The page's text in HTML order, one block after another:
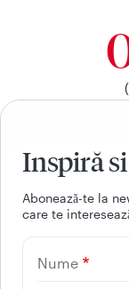
Inspiră
Aboneazǎ-te la
care te
Nume
CONTACT